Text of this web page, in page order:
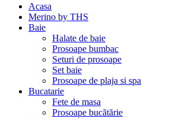
Acasa
Merino by THS
Baie
Halate de baie
Prosoape bumbac
Seturi de prosoape
Set baie
Prosoape de plaja si spa
Bucatarie
Fete de masa
Prosoape bucătărie